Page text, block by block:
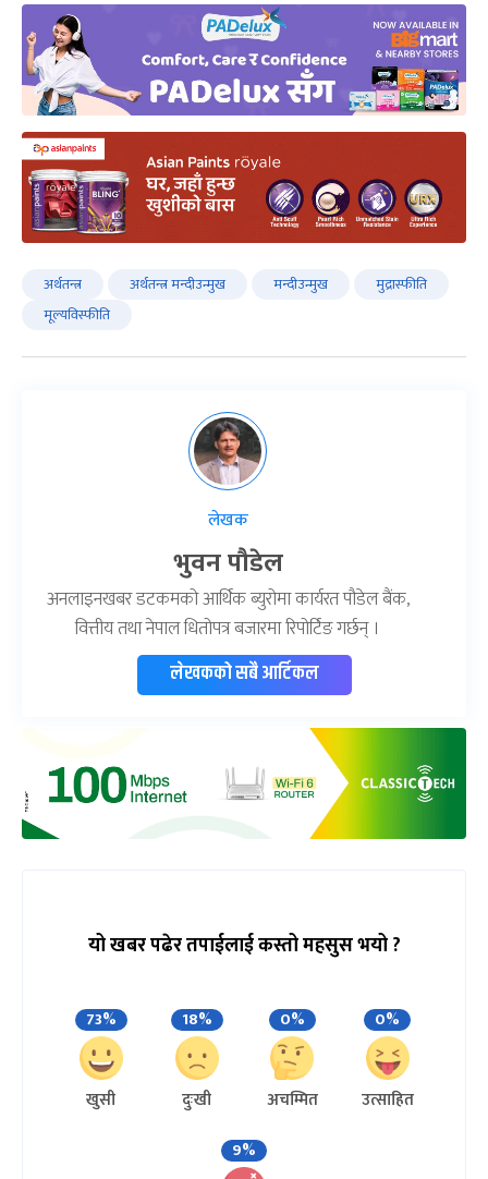
अर्थतन्त्र अर्थतन्त्र मन्दीउन्मुख मन्दीउन्मुख
मुद्रास्फीति
मूल्यविस्फीति
लेखक
भुवन पौडेल
अनलाइनखबर डटकमको आर्थिक ब्युरोमा कार्यरत पौडेल बैंक,
वित्तीय तथा नेपाल धितोपत्र बजारमा रिपोर्टिङ गर्छन् ।
लेखकको सबै आर्टिकल
यो खबर पढेर तपाईलाई कस्तो महसुस भयो ?
73%
खुसी
18%
दुःखी
0%
अचम्मित
0%
उत्साहित
9%